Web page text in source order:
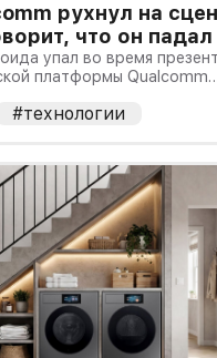
рухнул на
что он падал
упал во время
платформы Qualcomm
в конце июля, а
#технологии